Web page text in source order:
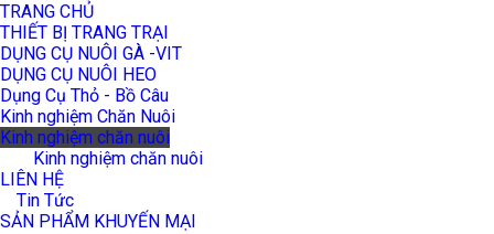
TRANG CHỦ
THIẾT BỊ TRANG TRẠI
DỤNG CỤ NUÔI GÀ -VIT
DỤNG CỤ NUÔI HEO
Dụng Cụ Thỏ - Bồ Câu
Kinh nghiệm Chăn Nuôi
Kinh nghiệm chăn nuôi
Kinh nghiệm chăn nuôi
LIÊN HỆ
Tin Tức
SẢN PHẨM KHUYẾN MẠI